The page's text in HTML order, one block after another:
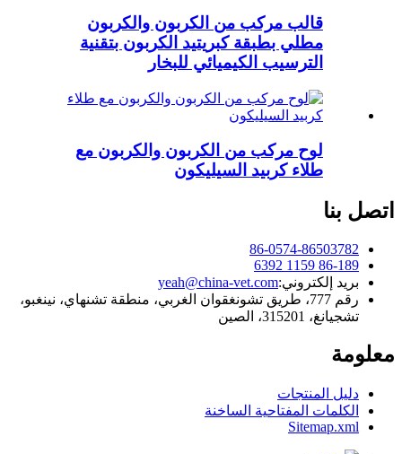
قالب مركب من الكربون والكربون
مطلي بطبقة كبريتيد الكربون بتقنية
الترسيب الكيميائي للبخار
لوح مركب من الكربون والكربون مع
طلاء كربيد السيليكون
اتصل بنا
86-0574-86503782
86-189 1159 6392
بريد إلكتروني:yeah@china-vet.com
رقم 777، طريق تشونغقوان الغربي، منطقة تشنهاي، نينغبو،
تشجيانغ، 315201، الصين
معلومة
دليل المنتجات
الكلمات المفتاحية الساخنة
Sitemap.xml